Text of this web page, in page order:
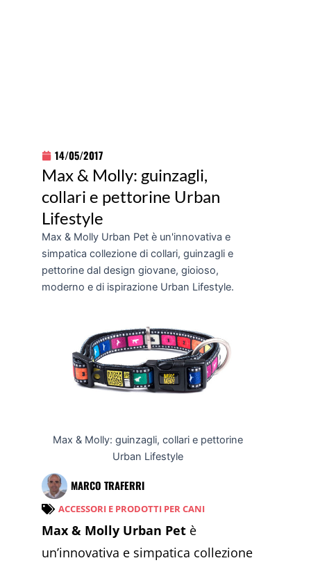
14/05/2017
Max & Molly: guinzagli,
collari e pettorine Urban
Lifestyle
Max & Molly Urban Pet è un'innovativa e
simpatica collezione di collari, guinzagli e
pettorine dal design giovane, gioioso,
moderno e di ispirazione Urban Lifestyle.
Max & Molly: guinzagli, collari e pettorine
Urban Lifestyle
MARCO TRAFERRI
ACCESSORI E PRODOTTI PER CANI
Max & Molly Urban Pet è
un’innovativa e simpatica collezione